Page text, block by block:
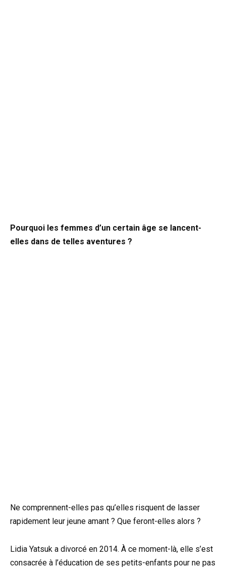
Pourquoi les femmes d’un certain âge se lancent-
elles dans de telles aventures ?
Ne comprennent-elles pas qu’elles risquent de lasser
rapidement leur jeune amant ? Que feront-elles alors ?
Lidia Yatsuk a divorcé en 2014. À ce moment-là, elle s’est
consacrée à l’éducation de ses petits-enfants pour ne pas